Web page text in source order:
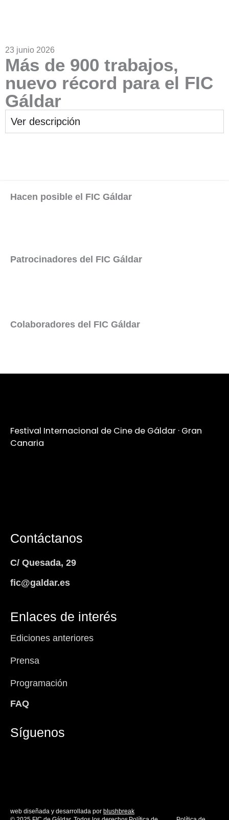
23 junio 2026
Más de 900 trabajos,
nuevo récord para el FIC
Gáldar
Ver descripción
Hacen posible el FIC Gáldar
Patrocinadores del FIC Gáldar
Colaboradores del FIC Gáldar
Festival Internacional de Cine de Gáldar · Gran
Canaria
Contáctanos
C/ Quesada, 29
fic@galdar.es
Enlaces de interés
Ediciones anteriores
Prensa
Programación
FAQ
Síguenos
web diseñada y desarrollada por blushbreak